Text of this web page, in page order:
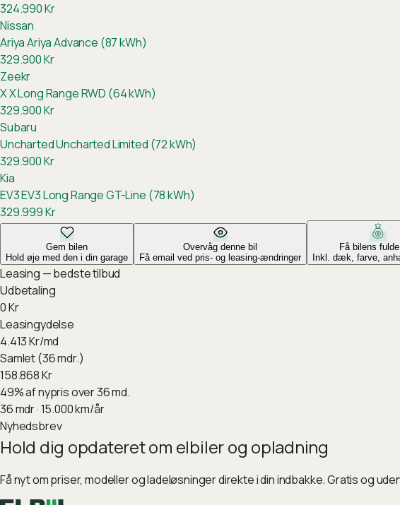
324.990Kr
Nissan
AriyaAriya Advance (87 kWh)
329.900Kr
Zeekr
XX Long Range RWD (64 kWh)
329.900Kr
Subaru
UnchartedUncharted Limited (72 kWh)
329.900Kr
Kia
EV3EV3 Long Range GT-Line (78 kWh)
329.999Kr
Gem bilen
Hold øje med den i din garage
Overvåg denne bil
Få email ved pris- og leasing-ændringer
Få bilens
Inkl. dæk, farve,
Leasing — bedste tilbud
Udbetaling
0Kr
Leasingydelse
4.413Kr/md
Samlet (36 mdr.)
158.868Kr
49%af nypris over 36 md.
36mdr ·15.000km/år
Nyhedsbrev
Hold dig opdateret om elbiler og opladning
Få nyt om priser, modeller og ladeløsninger direkte i din indbakke. Gratis og